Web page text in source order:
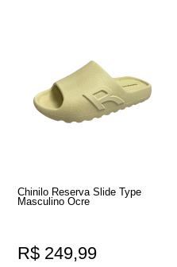
Chinilo Reserva Slide Type
Masculino Ocre
R$ 249,99